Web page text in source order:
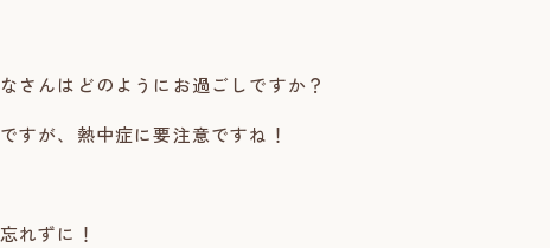
さんはどのようにお過ごしですか？
すが、熱中症に要注意ですね！
れずに！